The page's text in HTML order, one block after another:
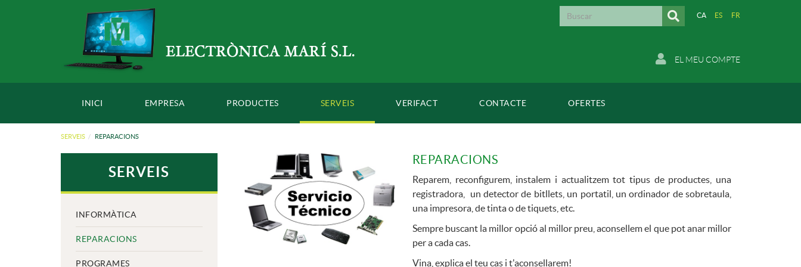
CA ES FR
EL MEU COMPTE
INICI EMPRESA PRODUCTES SERVEIS VERIFACT CONTACTE OFERTES
SERVEIS REPARACIONS
SERVEIS
INFORMÀTICA
REPARACIONS
PROGRAMES
REPARACIONS
Reparem, reconfigurem, instalem i actualitzem tot tipus de productes, una
registradora, un detector de bitllets, un portatil, un ordinador de sobretaula,
una impresora, de tinta o de tiquets, etc.
Sempre buscant la millor opció al millor preu, aconsellem el que pot anar millor
per a cada cas.
Vina, explica el teu cas i t'aconsellarem!